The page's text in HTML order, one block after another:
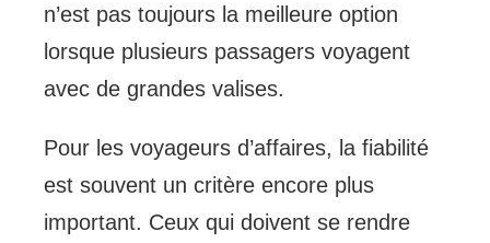
n’est pas toujours la meilleure option
lorsque plusieurs passagers voyagent
avec de grandes valises.
Pour les voyageurs d’affaires, la fiabilité
est souvent un critère encore plus
important. Ceux qui doivent se rendre